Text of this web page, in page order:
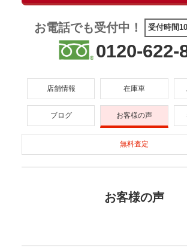
お電話でも受付中！ 受付時間
0120-622-
店舗情報 在庫車
ブログ お客様の声
無料査定
お客様の声